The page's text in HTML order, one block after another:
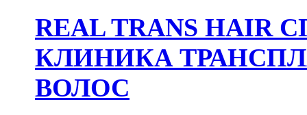
REAL TRANS
КЛИНИКА
ВОЛОС